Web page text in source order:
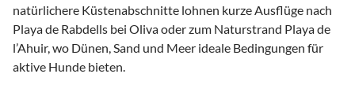
natürlichere Küstenabschnitte lohnen kurze Ausflüge nach
Playa de Rabdells bei Oliva oder zum Naturstrand Playa de
l’Ahuir, wo Dünen, Sand und Meer ideale Bedingungen für
aktive Hunde bieten.